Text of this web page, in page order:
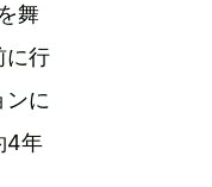
舞
に行
ンに
4年